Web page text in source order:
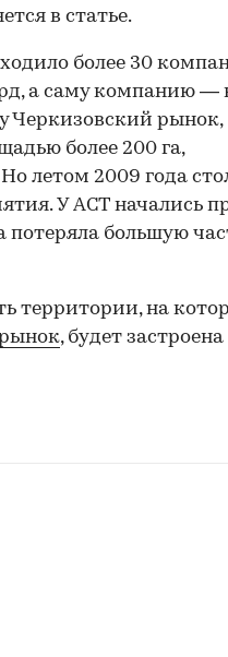
в статье.
более 30
а саму компанию —
рынок,
более 200 га,
летом 2009 года
У ACT начались
потеряла большую
территории, на
, будет застроена